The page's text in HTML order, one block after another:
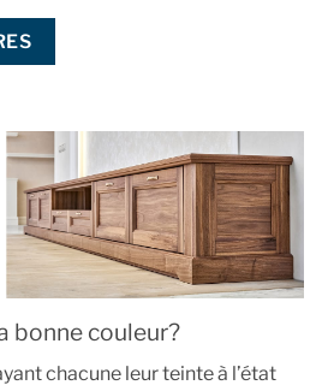
bonne couleur?
chacune leur teinte à l’état